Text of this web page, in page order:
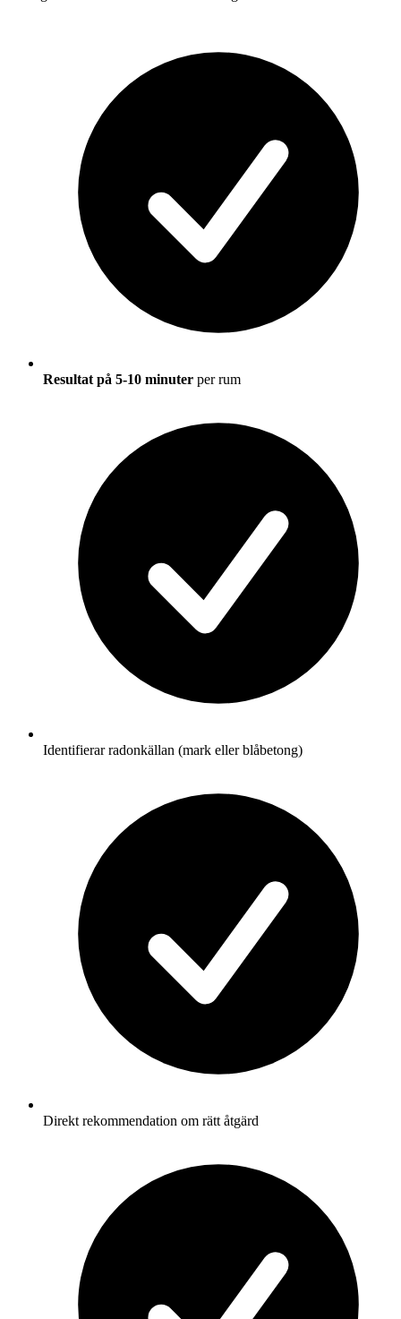
Resultat på 5-10 minuter per rum
Identifierar radonkällan (mark eller blåbetong)
Direkt rekommendation om rätt åtgärd